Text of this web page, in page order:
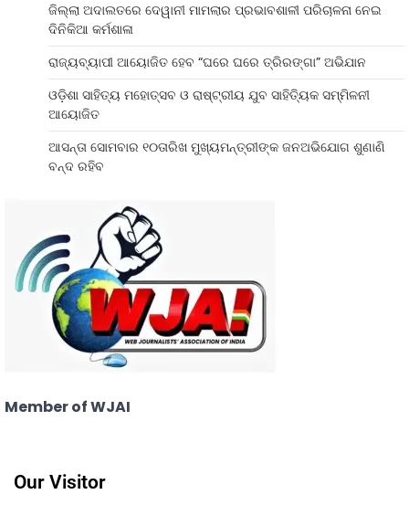
ଜିଲ୍ଲା ଅଦାଲତରେ ଦେୱାନୀ ମାମଲାର ପ୍ରଭାବଶାଳୀ ପରିଚାଳନା ନେଇ
ଦିନିକିଆ କର୍ମଶାଳା
ରାଜ୍ୟବ୍ୟାପୀ ଆୟୋଜିତ ହେବ “ଘରେ ଘରେ ତ୍ରିରଙ୍ଗା” ଅଭିଯାନ
ଓଡ଼ିଶା ସାହିତ୍ୟ ମହୋତ୍ସବ ଓ ରାଷ୍ଟ୍ରୀୟ ଯୁବ ସାହିତ୍ୟିକ ସମ୍ମିଳନୀ
ଆୟୋଜିତ
ଆସନ୍ତା ସୋମବାର ୧୦ତାରିଖ ମୁଖ୍ୟମନ୍ତ୍ରୀଙ୍କ ଜନଅଭିଯୋଗ ଶୁଣାଣି
ବନ୍ଦ ରହିବ
Member of WJAI
Our Visitor